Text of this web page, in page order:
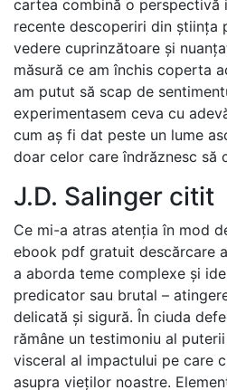
cartea combină o perspectivă
recente descoperiri din știința
vedere cuprinzătoare și
măsură ce am închis coperta
am putut să scap de
experimentasem ceva cu
cum aș fi dat peste un lume
doar celor care îndrăznesc să
J.D. Salinger citit
Ce mi-a atras atenția în mod
ebook pdf gratuit descărcare
a aborda teme complexe și
predicator sau brutal –
delicată și sigură. În ciuda
rămâne un testimoniu al
visceral al impactului pe care
asupra vieților noastre.